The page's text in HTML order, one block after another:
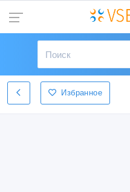
Избранное